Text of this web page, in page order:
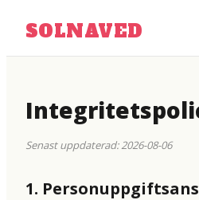
SOLNAVED
Senast uppdaterad: 2026-08-06
1.